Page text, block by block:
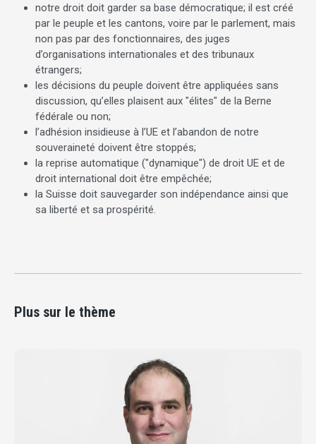
notre droit doit garder sa base démocratique; il est créé
par le peuple et les cantons, voire par le parlement, mais
non pas par des fonctionnaires, des juges
d’organisations internationales et des tribunaux
étrangers;
les décisions du peuple doivent être appliquées sans
discussion, qu’elles plaisent aux "élites" de la Berne
fédérale ou non;
l’adhésion insidieuse à l’UE et l’abandon de notre
souveraineté doivent être stoppés;
la reprise automatique ("dynamique") de droit UE et de
droit international doit être empêchée;
la Suisse doit sauvegarder son indépendance ainsi que
sa liberté et sa prospérité.
Plus sur le thème